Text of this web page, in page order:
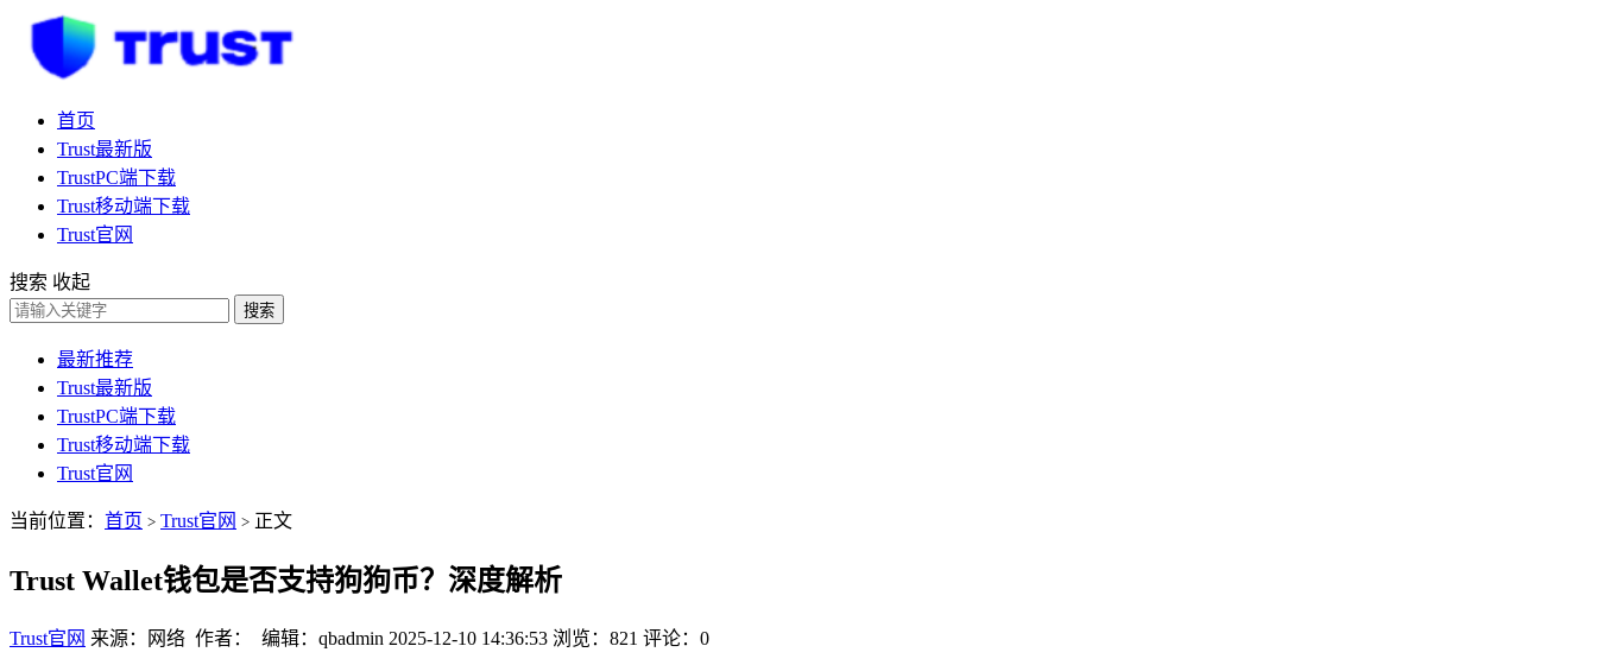
首页
Trust最新版
TrustPC端下载
Trust移动端下载
Trust官网
搜索 收起
搜索
最新推荐
Trust最新版
TrustPC端下载
Trust移动端下载
Trust官网
当前位置： 首页 > Trust官网 > 正文
Trust Wallet钱包是否支持狗狗币？深度解析
Trust官网 来源：网络 作者： 编辑：qbadmin 2025-12-10 14:36:53 浏览：821 评论：0